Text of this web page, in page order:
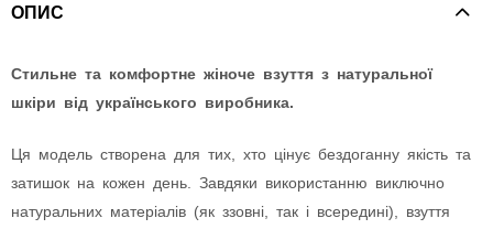
ОПИС
Стильне та комфортне жіноче взуття з натуральної
шкіри від українського виробника.
Ця модель створена для тих, хто цінує бездоганну якість та
затишок на кожен день. Завдяки використанню виключно
натуральних матеріалів (як ззовні, так і всередині), взуття